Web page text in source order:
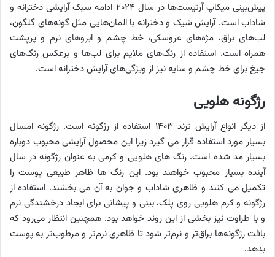
پیش‌بینی میکاپ آرتیست‌ها در سال ۲۰۲۴ ادامه سبک آرایشی دخترانه و
شاداب است. آرایش شیک و دخترانه با المان‌هایی مثل گونه‌های گلگون،
لب‌های براق، مژه‌های عروسکی، خط چشم و ابروهای نرم و پرپشت
همراه است. استفاده از رنگ‌های ملایم برای لب‌ها و برعکس رنگ‌های
جیغ برای خط چشم و سایه نیز از ویژگی‌های آرایش دخترانه است.
رژگونه هلویی
از دیگر انواع آرایش ترند ۱۴۰۳ استفاده از رژگونه است. رژگونه امسال
بسیار مورد استفاده قرار می گیرد زیرا این محصول آرایشی محبوب دوباره
بسیار مد شده است. رنگ های هلویی و کرمی به عنوان رژگونه در سال
آینده بسیار محبوب خواهند بود. این رنگ ها ظاهر طبیعی پوست را
تکمیل می کنند و ظاهری شاداب و جوان به آن می بخشند. استفاده از
رژگونه و کرم هلویی روی پلک، بینی و پیشانی برای ایجاد درخشندگی نرم
و با طراوت نیز بخشی از این روند خواهد بود. همچنین انتظار می‌رود که
بافت رژگونه‌ها براق‌تر و نرم‌تر شود تا ظاهری نرم‌تر و مرطوب‌تر به پوست
بدهد.